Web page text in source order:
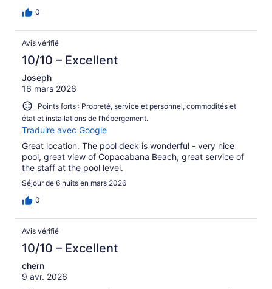
0
Avis vérifié
10/10 – Excellent
Joseph
16 mars 2026
Points forts : Propreté, service et personnel, commodités et
état et installations de l’hébergement.
Traduire avec Google
Great location. The pool deck is wonderful - very nice
pool, great view of Copacabana Beach, great service of
the staff at the pool level.
Séjour de 6 nuits en mars 2026
0
Avis vérifié
10/10 – Excellent
chern
9 avr. 2026